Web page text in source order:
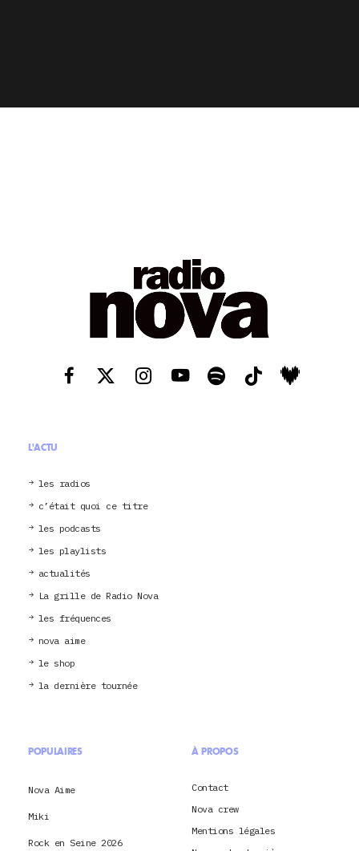
L'ACTU
les radios
c’était quoi ce titre
les podcasts
les playlists
actualités
La grille de Radio Nova
les fréquences
nova aime
le shop
la dernière tournée
POPULAIRES
Nova Aime
Miki
Rock en Seine 2026
À PROPOS
Contact
Nova crew
Mentions légales